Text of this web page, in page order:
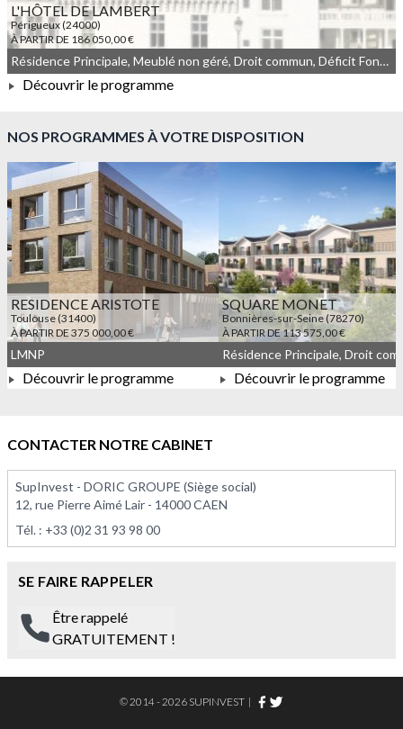
L'HÔTEL DE LAMBERT
Périgueux (24000)
À PARTIR DE 186 050,00 €
À PARTIR DE 186 050,00 €
Résidence Principale, Meublé non géré, Droit commun, Déficit Foncier, Monument Historique
Découvrir le programme
NOS PROGRAMMES À VOTRE DISPOSITION
RESIDENCE ARISTOTE
Toulouse (31400)
À PARTIR DE 375 000,00 €
À PARTIR DE 375 000,00 €
LMNP
Découvrir le programme
SQUARE MONET
Bonnières-sur-Seine (78270)
À PARTIR DE 113 575,00 €
Découvrir le programme
CONTACTER NOTRE CABINET
SupInvest - DORIC GROUPE (Siège social)
12, rue Pierre Aimé Lair - 14000 CAEN
Tél. : +33 (0)2 31 93 98 00
SE FAIRE RAPPELER
Être rappelé
GRATUITEMENT !
© 2014 - 2026 SUPINVEST |